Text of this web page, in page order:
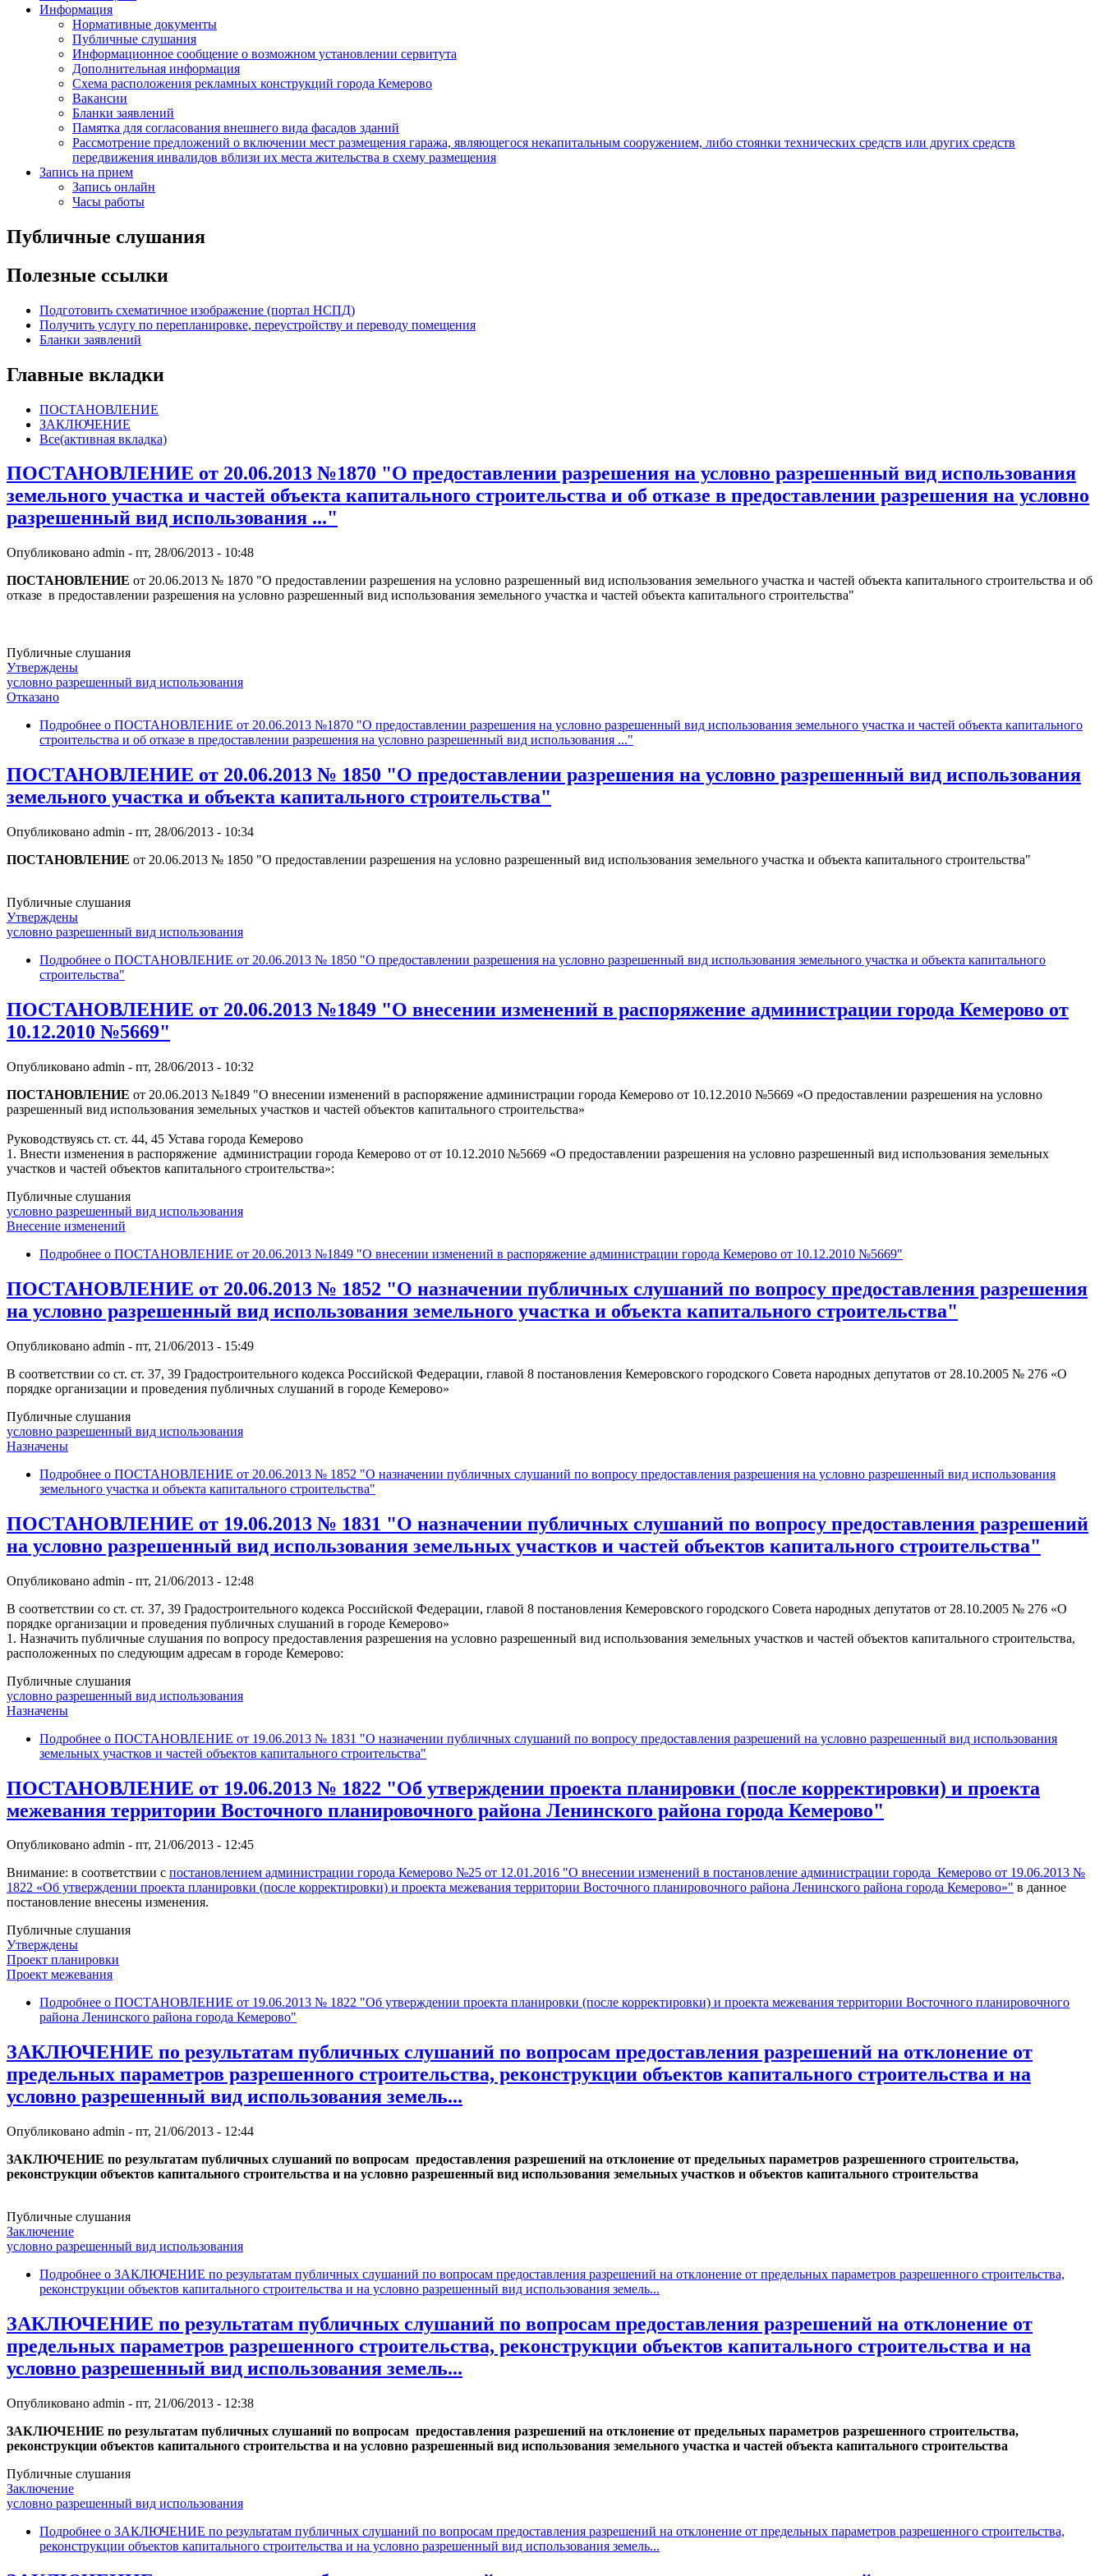
Информация
Нормативные документы
Публичные слушания
Информационное сообщение о возможном установлении сервитута
Дополнительная информация
Схема расположения рекламных конструкций города Кемерово
Вакансии
Бланки заявлений
Памятка для согласования внешнего вида фасадов зданий
Рассмотрение предложений о включении мест размещения гаража, являющегося некапитальным сооружением, либо стоянки технических средств или других средств
передвижения инвалидов вблизи их места жительства в схему размещения
Запись на прием
Запись онлайн
Часы работы
Публичные слушания
Полезные ссылки
Подготовить схематичное изображение (портал НСПД)
Получить услугу по перепланировке, переустройству и переводу помещения
Бланки заявлений
Главные вкладки
ПОСТАНОВЛЕНИЕ
ЗАКЛЮЧЕНИЕ
Все(активная вкладка)
ПОСТАНОВЛЕНИЕ от 20.06.2013 №1870 "О предоставлении разрешения на условно разрешенный вид использования
земельного участка и частей объекта капитального строительства и об отказе в предоставлении разрешения на условно
разрешенный вид использования ..."
Опубликовано admin - пт, 28/06/2013 - 10:48
ПОСТАНОВЛЕНИЕ от 20.06.2013 № 1870 "О предоставлении разрешения на условно разрешенный вид использования земельного участка и частей объекта капитального строительства и об
отказе в предоставлении разрешения на условно разрешенный вид использования земельного участка и частей объекта капитального строительства"
Публичные слушания
Утверждены
условно разрешенный вид использования
Отказано
Подробнее о ПОСТАНОВЛЕНИЕ от 20.06.2013 №1870 "О предоставлении разрешения на условно разрешенный вид использования земельного участка и частей объекта капитального
строительства и об отказе в предоставлении разрешения на условно разрешенный вид использования ..."
ПОСТАНОВЛЕНИЕ от 20.06.2013 № 1850 "О предоставлении разрешения на условно разрешенный вид использования
земельного участка и объекта капитального строительства"
Опубликовано admin - пт, 28/06/2013 - 10:34
ПОСТАНОВЛЕНИЕ от 20.06.2013 № 1850 "О предоставлении разрешения на условно разрешенный вид использования земельного участка и объекта капитального строительства"
Публичные слушания
Утверждены
условно разрешенный вид использования
Подробнее о ПОСТАНОВЛЕНИЕ от 20.06.2013 № 1850 "О предоставлении разрешения на условно разрешенный вид использования земельного участка и объекта капитального
строительства"
ПОСТАНОВЛЕНИЕ от 20.06.2013 №1849 "О внесении изменений в распоряжение администрации города Кемерово от
10.12.2010 №5669"
Опубликовано admin - пт, 28/06/2013 - 10:32
ПОСТАНОВЛЕНИЕ от 20.06.2013 №1849 "О внесении изменений в распоряжение администрации города Кемерово от 10.12.2010 №5669 «О предоставлении разрешения на условно
разрешенный вид использования земельных участков и частей объектов капитального строительства»
Руководствуясь ст. ст. 44, 45 Устава города Кемерово
1. Внести изменения в распоряжение администрации города Кемерово от от 10.12.2010 №5669 «О предоставлении разрешения на условно разрешенный вид использования земельных
участков и частей объектов капитального строительства»:
Публичные слушания
условно разрешенный вид использования
Внесение изменений
Подробнее о ПОСТАНОВЛЕНИЕ от 20.06.2013 №1849 "О внесении изменений в распоряжение администрации города Кемерово от 10.12.2010 №5669"
ПОСТАНОВЛЕНИЕ от 20.06.2013 № 1852 "О назначении публичных слушаний по вопросу предоставления разрешения
на условно разрешенный вид использования земельного участка и объекта капитального строительства"
Опубликовано admin - пт, 21/06/2013 - 15:49
В соответствии со ст. ст. 37, 39 Градостроительного кодекса Российской Федерации, главой 8 постановления Кемеровского городского Совета народных депутатов от 28.10.2005 № 276 «О
порядке организации и проведения публичных слушаний в городе Кемерово»
Публичные слушания
условно разрешенный вид использования
Назначены
Подробнее о ПОСТАНОВЛЕНИЕ от 20.06.2013 № 1852 "О назначении публичных слушаний по вопросу предоставления разрешения на условно разрешенный вид использования
земельного участка и объекта капитального строительства"
ПОСТАНОВЛЕНИЕ от 19.06.2013 № 1831 "О назначении публичных слушаний по вопросу предоставления разрешений
на условно разрешенный вид использования земельных участков и частей объектов капитального строительства"
Опубликовано admin - пт, 21/06/2013 - 12:48
В соответствии со ст. ст. 37, 39 Градостроительного кодекса Российской Федерации, главой 8 постановления Кемеровского городского Совета народных депутатов от 28.10.2005 № 276 «О
порядке организации и проведения публичных слушаний в городе Кемерово»
1. Назначить публичные слушания по вопросу предоставления разрешения на условно разрешенный вид использования земельных участков и частей объектов капитального строительства,
расположенных по следующим адресам в городе Кемерово:
Публичные слушания
условно разрешенный вид использования
Назначены
Подробнее о ПОСТАНОВЛЕНИЕ от 19.06.2013 № 1831 "О назначении публичных слушаний по вопросу предоставления разрешений на условно разрешенный вид использования
земельных участков и частей объектов капитального строительства"
ПОСТАНОВЛЕНИЕ от 19.06.2013 № 1822 "Об утверждении проекта планировки (после корректировки) и проекта
межевания территории Восточного планировочного района Ленинского района города Кемерово"
Опубликовано admin - пт, 21/06/2013 - 12:45
Внимание: в соответствии с постановлением администрации города Кемерово №25 от 12.01.2016 "О внесении изменений в постановление администрации города Кемерово от 19.06.2013 №
1822 «Об утверждении проекта планировки (после корректировки) и проекта межевания территории Восточного планировочного района Ленинского района города Кемерово»" в данное
постановление внесены изменения.
Публичные слушания
Утверждены
Проект планировки
Проект межевания
Подробнее о ПОСТАНОВЛЕНИЕ от 19.06.2013 № 1822 "Об утверждении проекта планировки (после корректировки) и проекта межевания территории Восточного планировочного
района Ленинского района города Кемерово"
ЗАКЛЮЧЕНИЕ по результатам публичных слушаний по вопросам предоставления разрешений на отклонение от
предельных параметров разрешенного строительства, реконструкции объектов капитального строительства и на
условно разрешенный вид использования земель...
Опубликовано admin - пт, 21/06/2013 - 12:44
ЗАКЛЮЧЕНИЕ по результатам публичных слушаний по вопросам предоставления разрешений на отклонение от предельных параметров разрешенного строительства,
реконструкции объектов капитального строительства и на условно разрешенный вид использования земельных участков и объектов капитального строительства
Публичные слушания
Заключение
условно разрешенный вид использования
Подробнее о ЗАКЛЮЧЕНИЕ по результатам публичных слушаний по вопросам предоставления разрешений на отклонение от предельных параметров разрешенного строительства,
реконструкции объектов капитального строительства и на условно разрешенный вид использования земель...
ЗАКЛЮЧЕНИЕ по результатам публичных слушаний по вопросам предоставления разрешений на отклонение от
предельных параметров разрешенного строительства, реконструкции объектов капитального строительства и на
условно разрешенный вид использования земель...
Опубликовано admin - пт, 21/06/2013 - 12:38
ЗАКЛЮЧЕНИЕ по результатам публичных слушаний по вопросам предоставления разрешений на отклонение от предельных параметров разрешенного строительства,
реконструкции объектов капитального строительства и на условно разрешенный вид использования земельного участка и частей объекта капитального строительства
Публичные слушания
Заключение
условно разрешенный вид использования
Подробнее о ЗАКЛЮЧЕНИЕ по результатам публичных слушаний по вопросам предоставления разрешений на отклонение от предельных параметров разрешенного строительства,
реконструкции объектов капитального строительства и на условно разрешенный вид использования земель...